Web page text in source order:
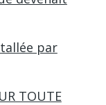
par
TOUTE